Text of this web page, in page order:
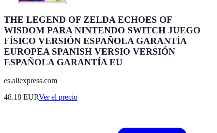
THE LEGEND OF ZELDA ECHOES OF
WISDOM PARA NINTENDO SWITCH JUEGO
FÍSICO VERSIÓN ESPAÑOLA GARANTÍA
EUROPEA SPANISH VERSIO VERSIÓN
ESPAÑOLA GARANTÍA EU
es.aliexpress.com
48.18 EURVer el precio